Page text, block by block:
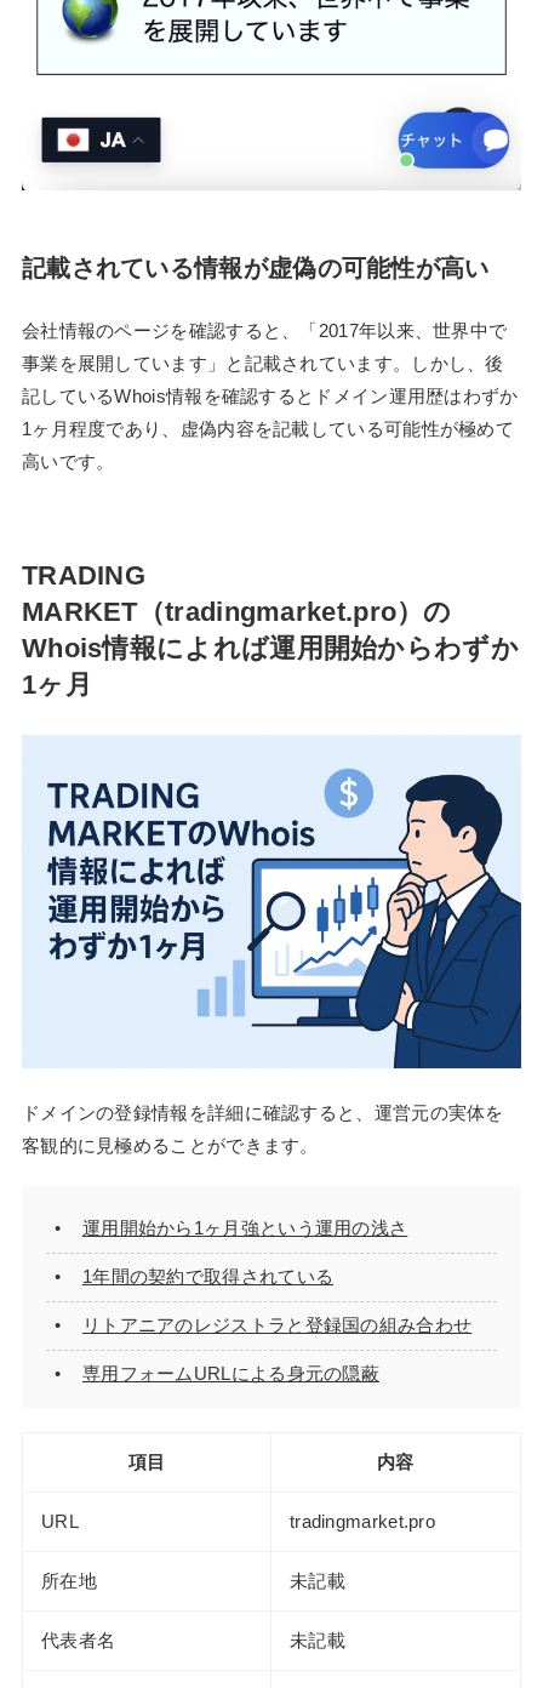
記載されている情報が虚偽の可能性が高い
会社情報のページを確認すると、「2017年以来、世界中で
事業を展開しています」と記載されています。しかし、後
記しているWhois情報を確認するとドメイン運用歴はわずか
1ヶ月程度であり、虚偽内容を記載している可能性が極めて
高いです。
TRADING
MARKET（tradingmarket.pro）の
Whois情報によれば運用開始からわずか
1ヶ月
ドメインの登録情報を詳細に確認すると、運営元の実体を
客観的に見極めることができます。
運用開始から1ヶ月強という運用の浅さ
1年間の契約で取得されている
リトアニアのレジストラと登録国の組み合わせ
専用フォームURLによる身元の隠蔽
項目 内容
URL tradingmarket.pro
所在地 未記載
代表者名 未記載